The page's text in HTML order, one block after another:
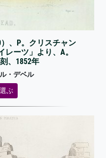
、P。クリスチャン
ーツ」より、A。
、1852年
・デベル
ぶ